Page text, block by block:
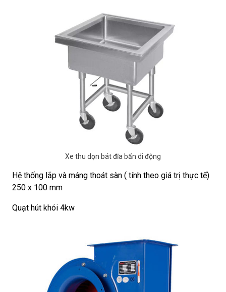
Xe thu dọn bát đĩa bẩn di động
Hệ thống lắp và máng thoát sàn ( tính theo giá trị thực tế)
250 x 100 mm
Quạt hút khói 4kw